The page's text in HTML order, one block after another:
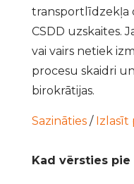
transportlīdzekļa
CSDD uzskaites.
vai vairs netiek
procesu skaidri
birokrātijas.
Sazināties/ Izlasīt
Kad vērsties pie